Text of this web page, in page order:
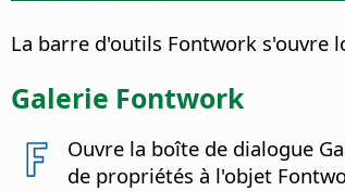
La barre d'outils Fontwork s'ouvre
Galerie Fontwork
Ouvre la boîte de dialogue
de propriétés à l'objet